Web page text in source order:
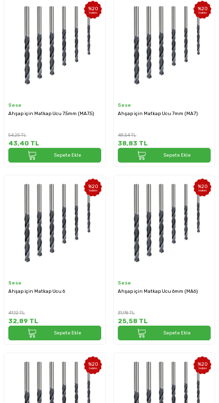
%20
İndirim
Sese
Ahşap için Matkap Ucu 7.5mm (MA7.5)
54,25TL
43,40 TL
Sepete Ekle
%20
İndirim
Sese
Ahşap için Matkap Ucu 7mm (MA7)
48,54TL
38,83 TL
Sepete Ekle
%20
İndirim
Sese
Ahşap için Matkap Ucu 6
41,12TL
32,89 TL
Sepete Ekle
%20
İndirim
Sese
Ahşap için Matkap Ucu 6mm (MA6)
31,98TL
25,58 TL
Sepete Ekle
%20
İndirim
%20
İndirim